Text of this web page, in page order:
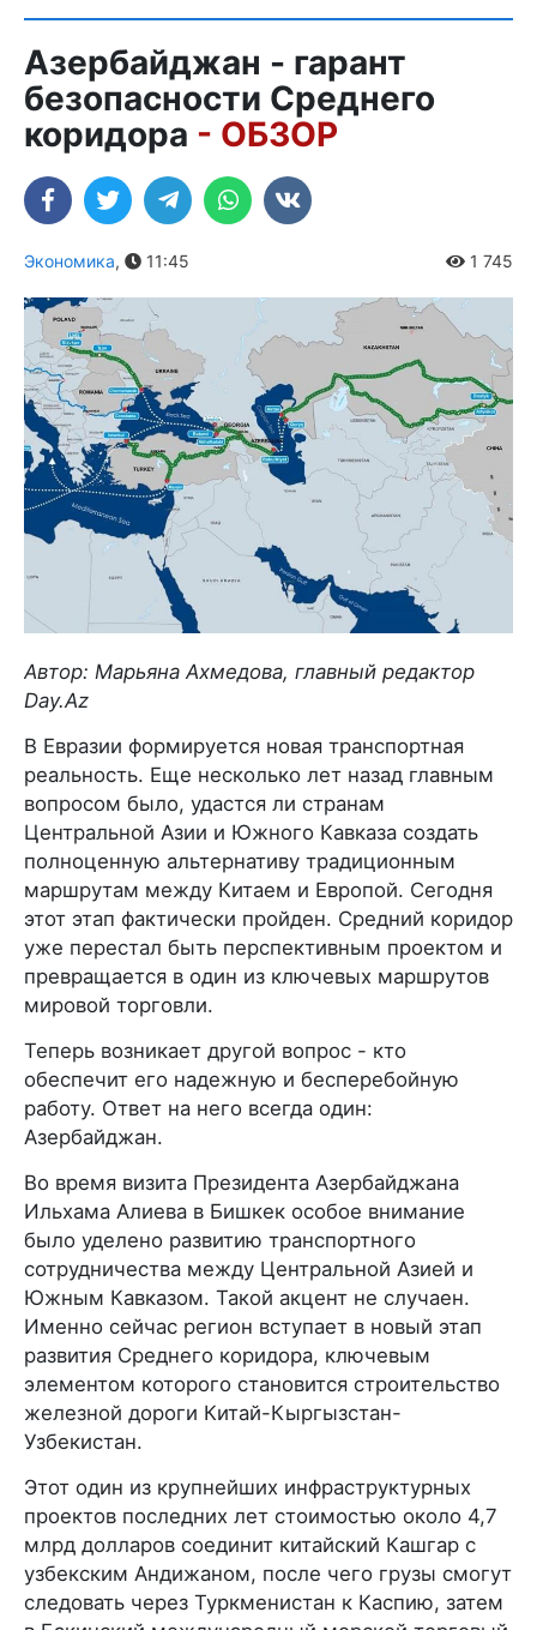
Азербайджан - гарант
безопасности Среднего
коридора - ОБЗОР
Экономика, 11:45 1 745
Автор: Марьяна Ахмедова, главный редактор
Day.Az
В Евразии формируется новая транспортная
реальность. Еще несколько лет назад главным
вопросом было, удастся ли странам
Центральной Азии и Южного Кавказа создать
полноценную альтернативу традиционным
маршрутам между Китаем и Европой. Сегодня
этот этап фактически пройден. Средний коридор
уже перестал быть перспективным проектом и
превращается в один из ключевых маршрутов
мировой торговли.
Теперь возникает другой вопрос - кто
обеспечит его надежную и бесперебойную
работу. Ответ на него всегда один:
Азербайджан.
Во время визита Президента Азербайджана
Ильхама Алиева в Бишкек особое внимание
было уделено развитию транспортного
сотрудничества между Центральной Азией и
Южным Кавказом. Такой акцент не случаен.
Именно сейчас регион вступает в новый этап
развития Среднего коридора, ключевым
элементом которого становится строительство
железной дороги Китай-Кыргызстан-
Узбекистан.
Этот один из крупнейших инфраструктурных
проектов последних лет стоимостью около 4,7
млрд долларов соединит китайский Кашгар с
узбекским Андижаном, после чего грузы смогут
следовать через Туркменистан к Каспию, затем